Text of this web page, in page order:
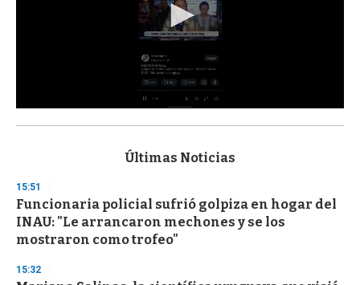
s
d
s
o
f
3
s
e
Últimas Noticias
15:51
Funcionaria policial sufrió golpiza en hogar del
INAU: "Le arrancaron mechones y se los
mostraron como trofeo"
15:32